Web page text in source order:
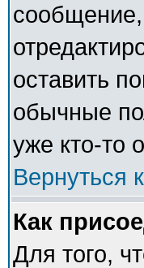
оставить
обычные
уже кто-то
Вернуться
Как
Для того,